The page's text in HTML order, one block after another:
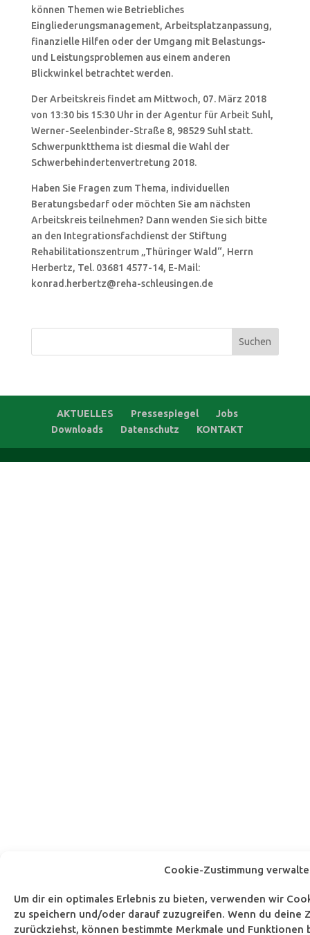
Cookie-Zustimmung
Um dir ein optimales Erlebnis zu bieten, verwenden wir
zu speichern und/oder darauf zuzugreifen. Wenn du deine
zurückziehst, können bestimmte Merkmale und
können Themen wie Betriebliches
Eingliederungsmanagement, Arbeitsplatzanpassung,
finanzielle Hilfen oder der Umgang mit Belastungs-
und Leistungsproblemen aus einem anderen
Blickwinkel betrachtet werden.
Der Arbeitskreis findet am Mittwoch, 07. März 2018
von 13:30 bis 15:30 Uhr in der Agentur für Arbeit Suhl,
Werner-Seelenbinder-Straße 8, 98529 Suhl statt.
Schwerpunktthema ist diesmal die Wahl der
Schwerbehindertenvertretung 2018.
Haben Sie Fragen zum Thema, individuellen
Beratungsbedarf oder möchten Sie am nächsten
Arbeitskreis teilnehmen? Dann wenden Sie sich bitte
an den Integrationsfachdienst der Stiftung
Rehabilitationszentrum „Thüringer Wald“, Herrn
Herbertz, Tel. 03681 4577-14, E-Mail:
konrad.herbertz@reha-schleusingen.de
Suchen
AKTUELLES Pressespiegel
Jobs
Downloads
Datenschutz KONTAKT